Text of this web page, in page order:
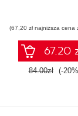
(67,20 zł najniższa cena
67.20
84.00zł (-